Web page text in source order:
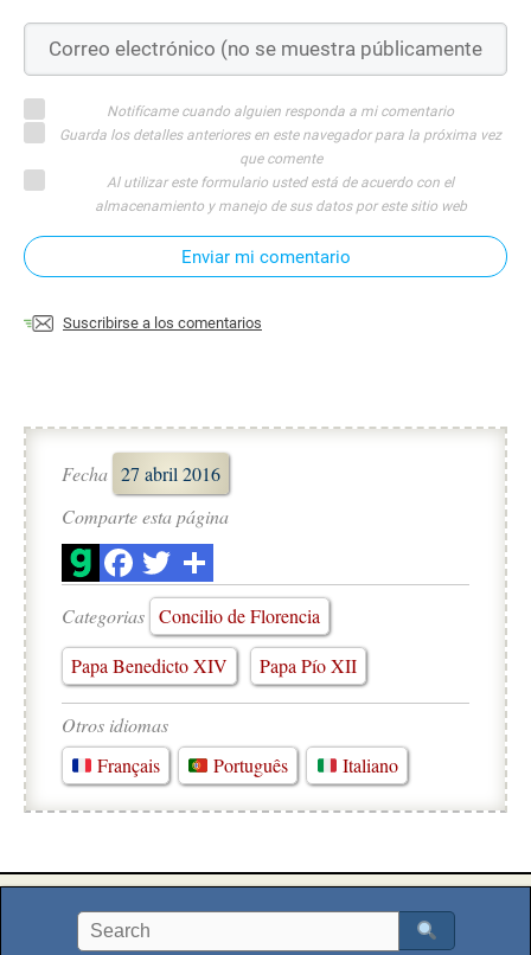
Notifícame cuando alguien responda a mi comentario
Guarda los detalles anteriores en este navegador para la próxima vez
que comente
Al utilizar este formulario usted está de acuerdo con el
almacenamiento y manejo de sus datos por este sitio web
Enviar mi comentario
Suscribirse a los comentarios
Fecha 27 abril 2016
Comparte esta página
Categorias Concilio de Florencia
Papa Benedicto XIV
Papa Pío XII
Otros idiomas
Français
Português Italiano